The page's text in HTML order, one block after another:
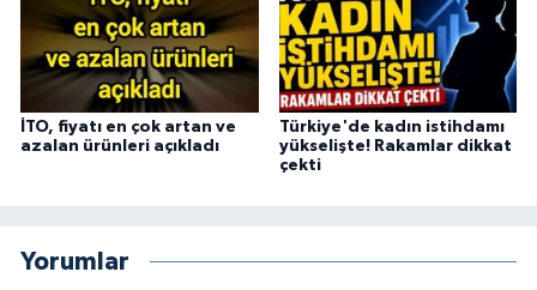
İTO, fiyatı en çok artan ve
azalan ürünleri açıkladı
Türkiye'de kadın istihdamı
yükselişte! Rakamlar dikkat
çekti
Yorumlar